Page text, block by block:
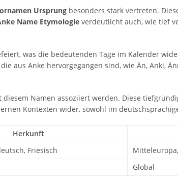
Ursprung besonders stark vertreten.
Name Etymologie verdeutlicht auch, wie tief
was die bedeutenden Tage im Kalender
aus Anke hervorgegangen sind, wie Än, Anki,
Namen assoziiert werden. Diese
Kontexten wider, sowohl im
Herkunft
Friesisch
Global